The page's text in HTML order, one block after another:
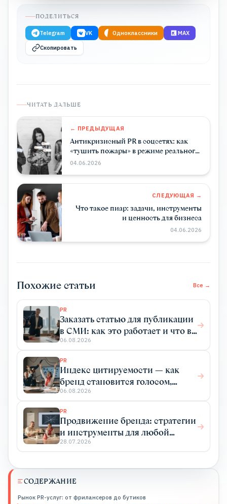
СОДЕРЖАНИЕ
Рынок PR-услуг: от фрилансеров до бутиков
ПОДЕЛИТЬСЯ
Telegram VK Одноклассники MAX
Скопировать
ЧИТАТЬ ДАЛЬШЕ
← ПРЕДЫДУЩАЯ
Антикризисный PR в соцсетях: как
«тушить пожары» в режиме реального
времени
04.06.2026
СЛЕДУЮЩАЯ →
Что такое пиар: задачи, инструменты
и ценность для бизнеса
04.06.2026
Похожие статьи Все →
PR
Заказать статью для публикации
в СМИ: как это работает и что вы
получаете
06.08.2026
PR
Индекс цитируемости — как
бренд становится голосом,
который цитируют
06.08.2026
PR
Продвижение бренда: стратегии
и инструменты для любой
отрасли
28.07.2026